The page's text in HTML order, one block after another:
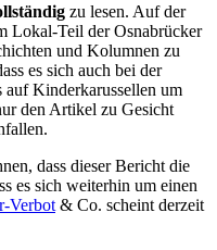
zu lesen. Auf der
Lokal-Teil der Osnabrücker
und Kolumnen zu
es sich auch bei der
auf Kinderkarussellen um
den Artikel zu Gesicht
dass dieser Bericht die
es sich weiterhin um einen
Verbot & Co. scheint derzeit